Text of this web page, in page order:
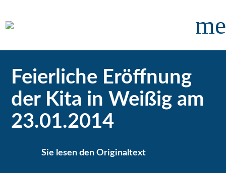
Feierliche Eröffnung
der Kita in Weißig am
23.01.2014
Sie lesen den Originaltext